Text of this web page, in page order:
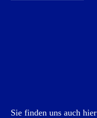
Sie finden uns auch hier